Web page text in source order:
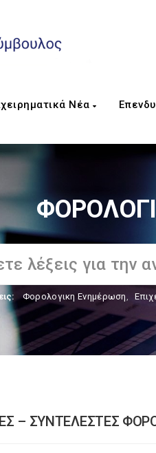
Νέα
Φορολογικη Ενημέρωση,
– ΣΥΝΤΕΛΕΣΤΕΣ